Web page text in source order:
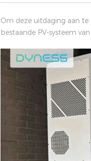
Om deze uitdaging aan te
bestaande PV-systeem